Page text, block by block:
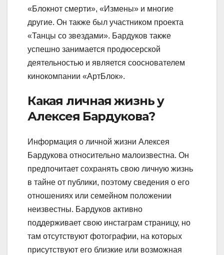
«Блокнот смерти», «Измены» и многие
другие. Он также был участником проекта
«Танцы со звездами». Бардуков также
успешно занимается продюсерской
деятельностью и является сооснователем
кинокомпании «АртБлок».
Какая личная жизнь у
Алексея Бардукова?
Информация о личной жизни Алексея
Бардукова относительно малоизвестна. Он
предпочитает сохранять свою личную жизнь
в тайне от публики, поэтому сведения о его
отношениях или семейном положении
неизвестны. Бардуков активно
поддерживает свою инстаграм страницу, но
там отсутствуют фотографии, на которых
присутствуют его близкие или возможная